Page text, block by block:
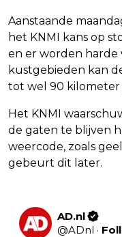
Aanstaande
het KNMI kans op
en er worden harde
kustgebieden kan
tot wel 90
Het KNMI
de gaten te blijven
weercode, zoals
gebeurt dit later.
AD.nl
@ADnl ·